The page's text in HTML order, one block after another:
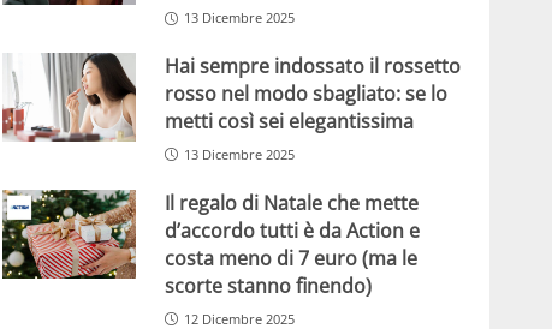
13 Dicembre 2025
Hai sempre indossato il rossetto
rosso nel modo sbagliato: se lo
metti così sei elegantissima
13 Dicembre 2025
Il regalo di Natale che mette
d’accordo tutti è da Action e
costa meno di 7 euro (ma le
scorte stanno finendo)
12 Dicembre 2025